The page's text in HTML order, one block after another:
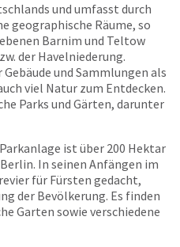
und umfasst durch
geographische Räume, so
Barnim und Teltow
der Havelniederung.
und Sammlungen als
viel Natur zum Entdecken.
Parks und Gärten, darunter
Parkanlage ist über 200 Hektar
In seinen Anfängen im
für Fürsten gedacht,
der Bevölkerung. Es finden
Garten sowie verschiedene